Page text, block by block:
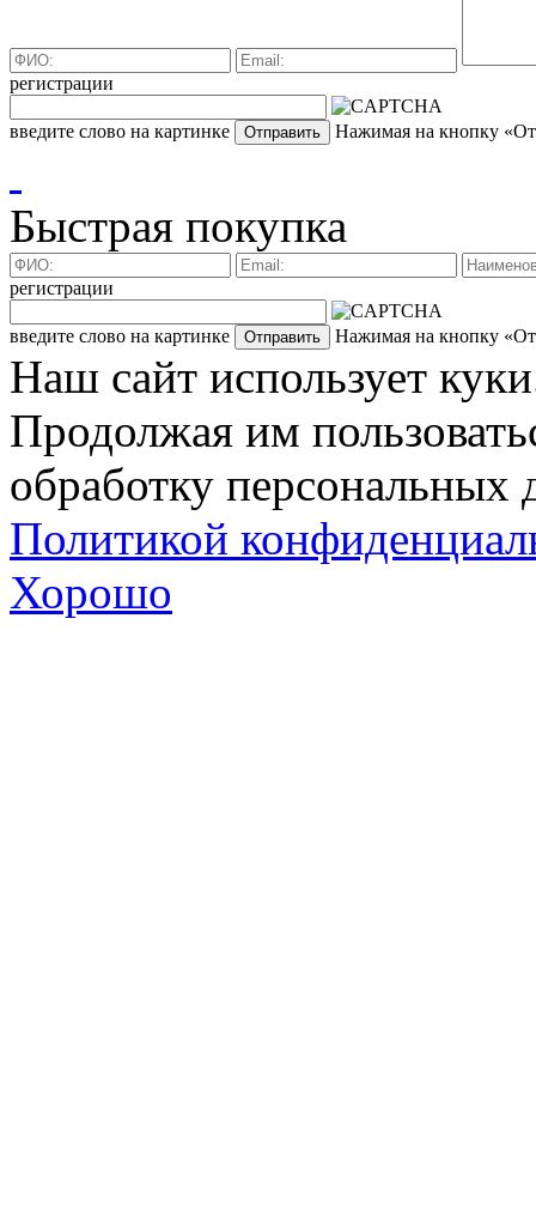
регистрации
введите слово на картинке Нажимая на кнопку
Быстрая покупка
регистрации
введите слово на картинке Нажимая на кнопку
Наш сайт использует
Продолжая им
обработку персональных
Политикой
Хорошо